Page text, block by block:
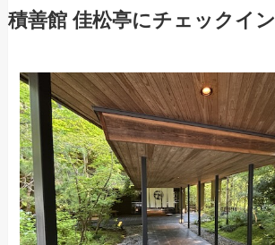
積善館 佳松亭にチェックイン